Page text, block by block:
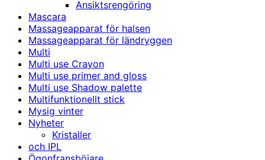
Ansiktsrengöring
Mascara
Massageapparat för halsen
Massageapparat för ländryggen
Multi
Multi use Crayon
Multi use primer and gloss
Multi use Shadow palette
Multifunktionellt stick
Mysig vinter
Nyheter
Kristaller
och IPL